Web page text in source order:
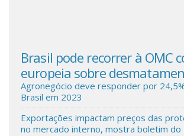
Cinema
Agenda Cultural
Brasil pode recorrer à OMC
europeia sobre
Agronegócio deve responder por
Brasil em 2023
Exportações impactam preços das
no mercado interno, mostra boletim do